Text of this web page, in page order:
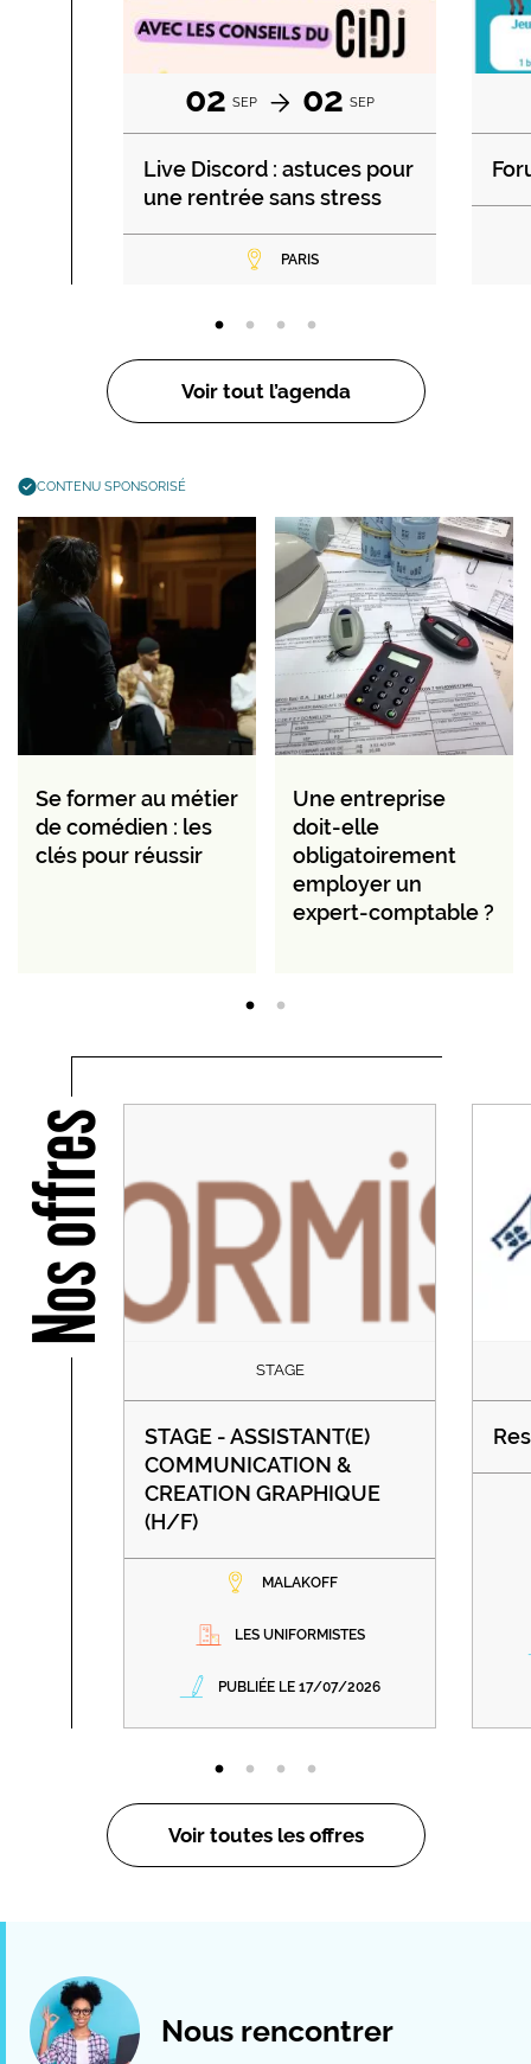
02 SEP 02 SEP
Live Discord : astuces pour
une rentrée sans stress
PARIS
Voir tout l’agenda
CONTENU SPONSORISÉ
Se former au métier
de comédien : les
clés pour réussir
Une entreprise
doit-elle
obligatoirement
employer un
expert-comptable ?
Nos offres
STAGE
STAGE - ASSISTANT(E)
COMMUNICATION &
CREATION GRAPHIQUE
(H/F)
MALAKOFF
LES UNIFORMISTES
PUBLIÉE LE 17/07/2026
Voir toutes les offres
Nous rencontrer